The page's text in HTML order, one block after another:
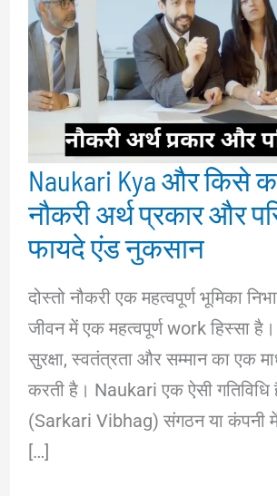
Naukari Kya और किसे
नौकरी अर्थ प्रकार और
फायदे एंड नुकसान
दोस्तो नौकरी एक महत्वपूर्ण भूमिका
जीवन में एक महत्वपूर्ण work हिस्सा
सुरक्षा, स्वतंत्रता और सम्मान का एक
करती है। Naukari एक ऐसी
(Sarkari Vibhag) संगठन या कंपनी
[…]